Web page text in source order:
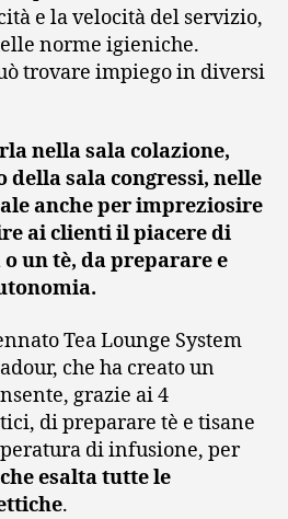
e la velocità del servizio,
norme igieniche.
trovare impiego in diversi
nella sala colazione,
della sala congressi, nelle
anche per impreziosire
ai clienti il piacere di
un tè, da preparare e
Tea Lounge System
che ha creato un
grazie ai 4
di preparare tè e tisane
di infusione, per
esalta tutte le
.